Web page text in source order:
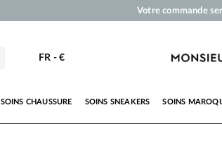
Votre commande
FR - €
SOINS CHAUSSURE SOINS SNEAKERS SOINS